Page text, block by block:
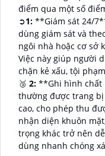
điểm qua một số
➲1: **Giám sát 24/
dùng giám sát và
ngôi nhà hoặc cơ sở
Việc này giúp người
chặn kẻ xấu, tội
🥉 2: **Ghi hình chất
thường được trang
cao, cho phép thu
nhận diện khuôn
trọng khác trở nên
dùng nhanh chóng